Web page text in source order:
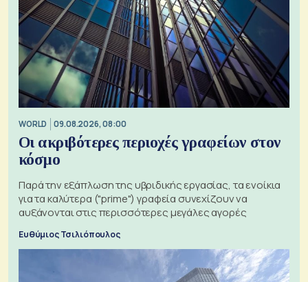
WORLD 09.08.2026, 08:00
Οι ακριβότερες περιοχές γραφείων στον
κόσμο
Παρά την εξάπλωση της υβριδικής εργασίας, τα ενοίκια
για τα καλύτερα ("prime") γραφεία συνεχίζουν να
αυξάνονται στις περισσότερες μεγάλες αγορές
Ευθύμιος Τσιλιόπουλος